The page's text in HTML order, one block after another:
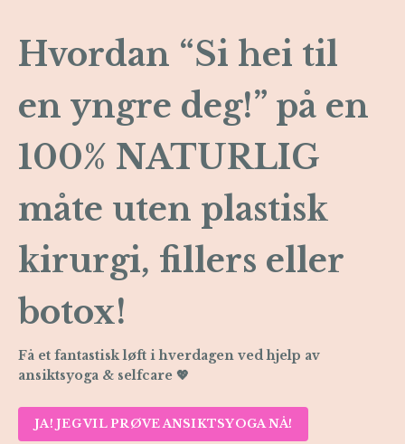
Hvordan “Si hei til
en yngre deg!” på en
100% NATURLIG
måte uten plastisk
kirurgi, fillers eller
botox!
Få et fantastisk løft i hverdagen ved hjelp av
ansiktsyoga & selfcare 💖
JA! JEG VIL PRØVE ANSIKTSYOGA NÅ!